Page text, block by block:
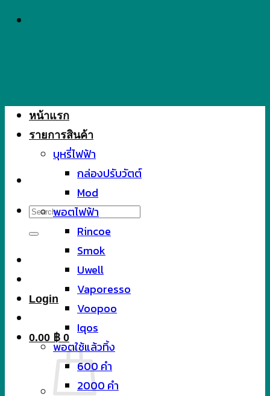
Skip
Search
for:
Login
0.00 ฿ 0
หน้าแรก
รายการสินค้า
บุหรี่ไฟฟ้า
กล่องปรับวัตต์
Mod
พอตไฟฟ้า
Rincoe
Smok
Uwell
Vaporesso
Voopoo
Iqos
พอตใช้แล้วทิ้ง
600 คำ
2000 คำ